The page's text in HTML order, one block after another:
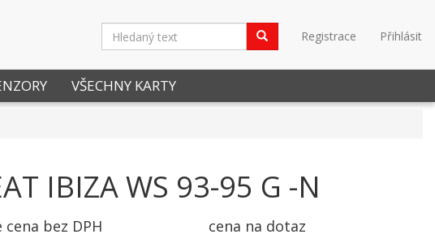
Registrace Přihlásit
VŠECHNY KARTY
IBIZA WS 93-95 G -N
cena bez DPH
cena na dotaz